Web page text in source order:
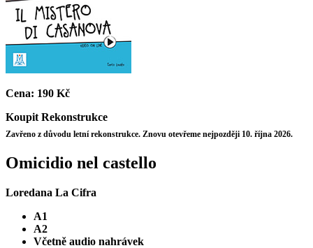
Cena: 190 Kč
Koupit Rekonstrukce
Zavřeno z důvodu letní rekonstrukce. Znovu otevřeme nejpozději 10. října 2026.
Omicidio nel castello
Loredana La Cifra
A1
A2
Včetně audio nahrávek